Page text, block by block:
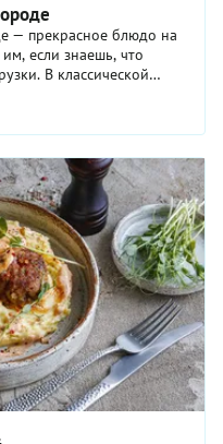
— прекрасное блюдо на
если знаешь, что
В классической
особенно вкусна
пюре. Но
и на большом толстом
— оригинально и очень
блюдо — жарить мясо,
к нему, — рассказываем и
с фото.